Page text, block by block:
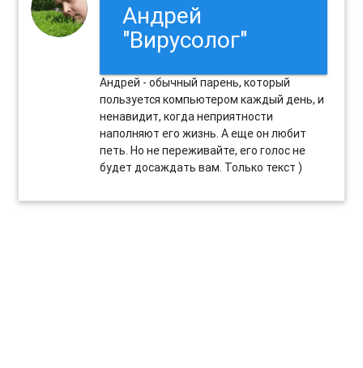
Андрей
"Вирусолог"
Андрей - обычный парень, который
пользуется компьютером каждый день, и
ненавидит, когда неприятности
наполняют его жизнь. А еще он любит
петь. Но не переживайте, его голос не
будет досаждать вам. Только текст )